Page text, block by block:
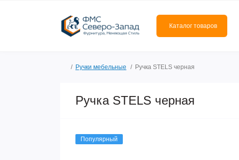
Каталог товаров
Ручки мебельные Ручка STELS черная
Ручка STELS черная
Популярный